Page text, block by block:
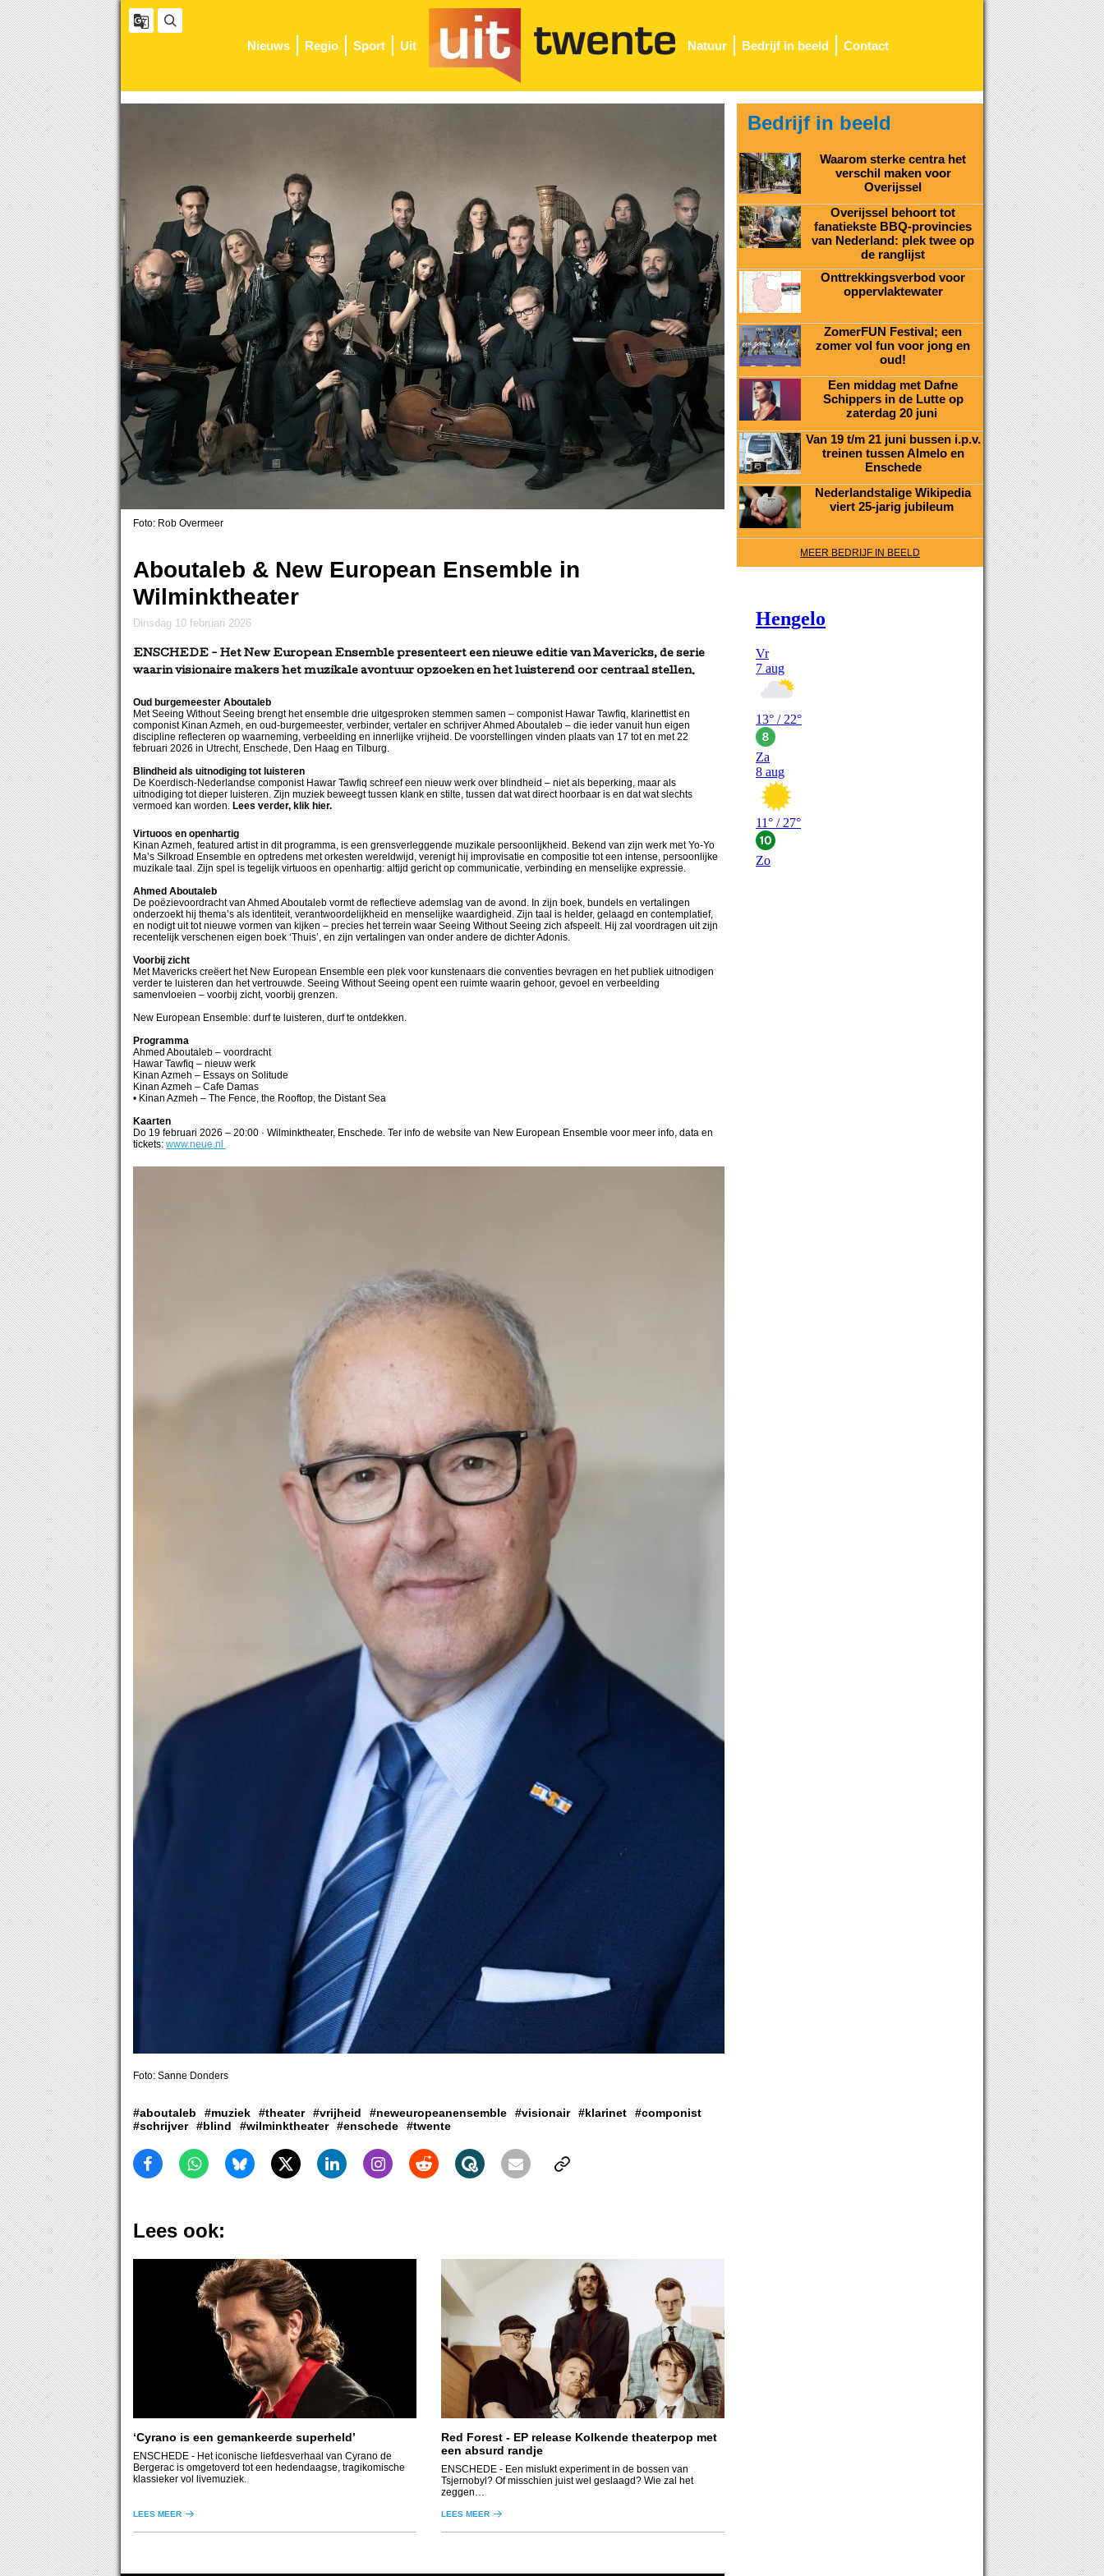
Nieuws Regio Sport Uit Natuur Bedrijf in beeld Contact
Foto: Rob Overmeer
Aboutaleb & New European Ensemble in
Wilminktheater
dinsdag 10 februari 2026
ENSCHEDE - Het New European Ensemble presenteert een nieuwe editie van Mavericks, de serie
waarin visionaire makers het muzikale avontuur opzoeken en het luisterend oor centraal stellen.
Oud burgemeester Aboutaleb
Met Seeing Without Seeing brengt het ensemble drie uitgesproken stemmen samen – componist Hawar Tawfiq, klarinettist en
componist Kinan Azmeh, en oud-burgemeester, verbinder, vertaler en schrijver Ahmed Aboutaleb – die ieder vanuit hun eigen
discipline reflecteren op waarneming, verbeelding en innerlijke vrijheid. De voorstellingen vinden plaats van 17 tot en met 22
februari 2026 in Utrecht, Enschede, Den Haag en Tilburg.
Blindheid als uitnodiging tot luisteren
De Koerdisch-Nederlandse componist Hawar Tawfiq schreef een nieuw werk over blindheid – niet als beperking, maar als
uitnodiging tot dieper luisteren. Zijn muziek beweegt tussen klank en stilte, tussen dat wat direct hoorbaar is en dat wat slechts
vermoed kan worden. Lees verder, klik hier.
Virtuoos en openhartig
Kinan Azmeh, featured artist in dit programma, is een grensverleggende muzikale persoonlijkheid. Bekend van zijn werk met Yo-Yo
Ma’s Silkroad Ensemble en optredens met orkesten wereldwijd, verenigt hij improvisatie en compositie tot een intense, persoonlijke
muzikale taal. Zijn spel is tegelijk virtuoos en openhartig: altijd gericht op communicatie, verbinding en menselijke expressie.
Ahmed Aboutaleb
De poëzievoordracht van Ahmed Aboutaleb vormt de reflectieve ademslag van de avond. In zijn boek, bundels en vertalingen
onderzoekt hij thema’s als identiteit, verantwoordelijkheid en menselijke waardigheid. Zijn taal is helder, gelaagd en contemplatief,
en nodigt uit tot nieuwe vormen van kijken – precies het terrein waar Seeing Without Seeing zich afspeelt. Hij zal voordragen uit zijn
recentelijk verschenen eigen boek ‘Thuis’, en zijn vertalingen van onder andere de dichter Adonis.
Voorbij zicht
Met Mavericks creëert het New European Ensemble een plek voor kunstenaars die conventies bevragen en het publiek uitnodigen
verder te luisteren dan het vertrouwde. Seeing Without Seeing opent een ruimte waarin gehoor, gevoel en verbeelding
samenvloeien – voorbij zicht, voorbij grenzen.
New European Ensemble: durf te luisteren, durf te ontdekken.
Programma
Ahmed Aboutaleb – voordracht
Hawar Tawfiq – nieuw werk
Kinan Azmeh – Essays on Solitude
Kinan Azmeh – Cafe Damas
• Kinan Azmeh – The Fence, the Rooftop, the Distant Sea
Kaarten
Do 19 februari 2026 – 20:00 · Wilminktheater, Enschede. Ter info de website van New European Ensemble voor meer info, data en
tickets: www.neue.nl
Foto: Sanne Donders
#aboutaleb #muziek #theater #vrijheid #neweuropeanensemble #visionair #klarinet
#componist
#schrijver
#blind #wilminktheater #enschede #twente
Lees ook:
‘Cyrano is een gemankeerde superheld’
ENSCHEDE - Het iconische liefdesverhaal van Cyrano de
Bergerac is omgetoverd tot een hedendaagse, tragikomische
klassieker vol livemuziek.
LEES MEER
Red Forest - EP release Kolkende theaterpop met
een absurd randje
ENSCHEDE - Een mislukt experiment in de bossen van
Tsjernobyl? Of misschien juist wel geslaagd? Wie zal het
zeggen…
LEES MEER
Bedrijf in beeld
Waarom sterke centra het
verschil maken voor
Overijssel
Overijssel behoort tot
fanatiekste BBQ-provincies
van Nederland: plek twee op
de ranglijst
Onttrekkingsverbod voor
oppervlaktewater
ZomerFUN Festival; een
zomer vol fun voor jong en
oud!
Een middag met Dafne
Schippers in de Lutte op
zaterdag 20 juni
Van 19 t/m 21 juni bussen i.p.v.
treinen tussen Almelo en
Enschede
Nederlandstalige Wikipedia
viert 25-jarig jubileum
MEER BEDRIJF IN BEELD